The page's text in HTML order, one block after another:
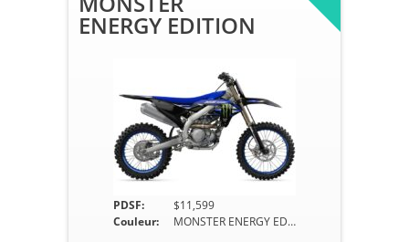
ENERGY EDITION
PDSF:
$11,599
Couleur:
MONSTER ENERGY EDITION